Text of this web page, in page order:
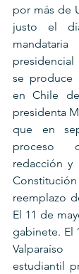
por más de
justo el
presidencial
se produce
en Chile
presidenta
que en
proceso
redacción y
reemplazo
El 11 de
gabinete. El
estudiantil